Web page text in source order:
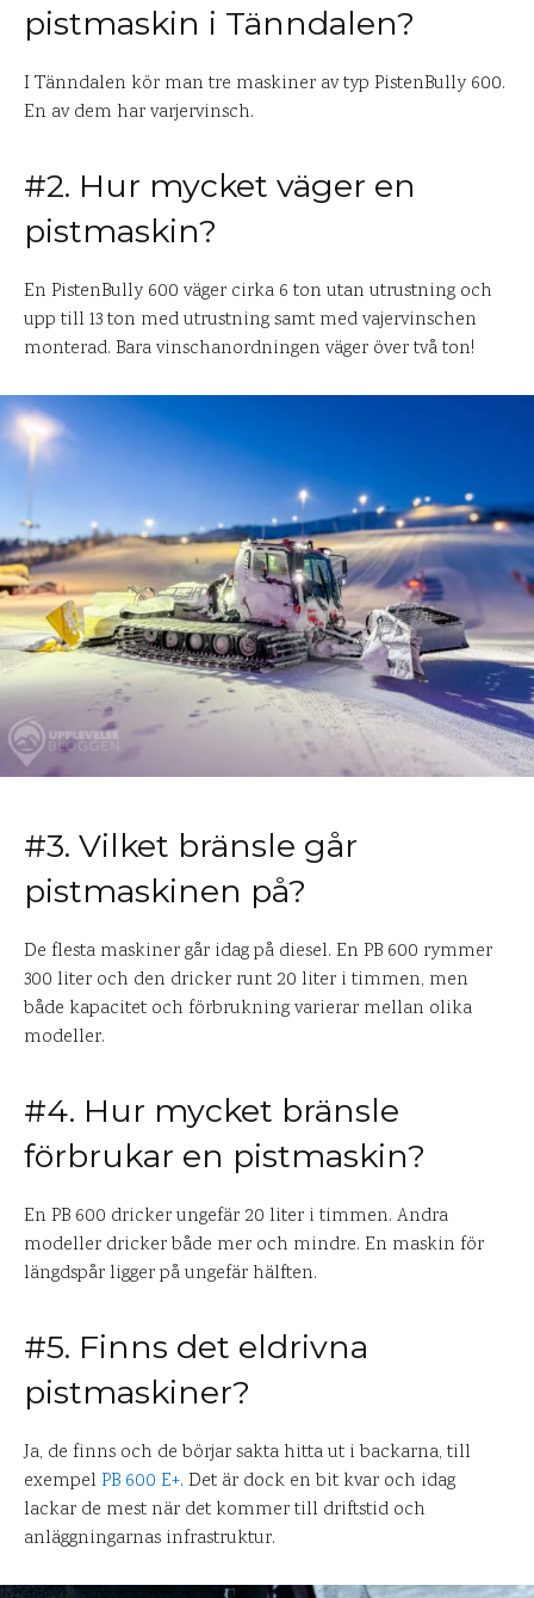
pistmaskin i Tänndalen?
I Tänndalen kör man tre maskiner av typ PistenBully 600.
En av dem har varjervinsch.
#2. Hur mycket väger en
pistmaskin?
En PistenBully 600 väger cirka 6 ton utan utrustning och
upp till 13 ton med utrustning samt med vajervinschen
monterad. Bara vinschanordningen väger över två ton!
#3. Vilket bränsle går
pistmaskinen på?
De flesta maskiner går idag på diesel. En PB 600 rymmer
300 liter och den dricker runt 20 liter i timmen, men
både kapacitet och förbrukning varierar mellan olika
modeller.
#4. Hur mycket bränsle
förbrukar en pistmaskin?
En PB 600 dricker ungefär 20 liter i timmen. Andra
modeller dricker både mer och mindre. En maskin för
längdspår ligger på ungefär hälften.
#5. Finns det eldrivna
pistmaskiner?
Ja, de finns och de börjar sakta hitta ut i backarna, till
exempel PB 600 E+. Det är dock en bit kvar och idag
lackar de mest när det kommer till driftstid och
anläggningarnas infrastruktur.